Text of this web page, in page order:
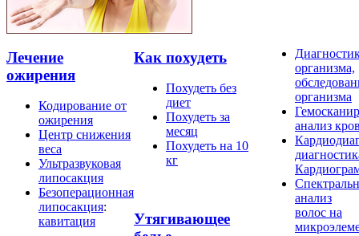
Лечение
ожирения
Кодирование от
ожирения
Центр снижения
веса
Ультразвуковая
липосакция
Безоперационная
липосакция:
кавитация
Как похудеть
Похудеть без
диет
Похудеть за
месяц
Похудеть на 10
кг
Утягивающее
организма,
организма
анализ
анализ
волос на